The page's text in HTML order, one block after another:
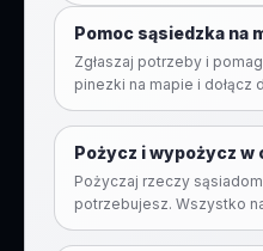
Pomoc sąsiedzka na
Zgłaszaj potrzeby i
pinezki na mapie i dołącz
Pożycz i wypożycz w
Pożyczaj rzeczy
potrzebujesz. Wszystko